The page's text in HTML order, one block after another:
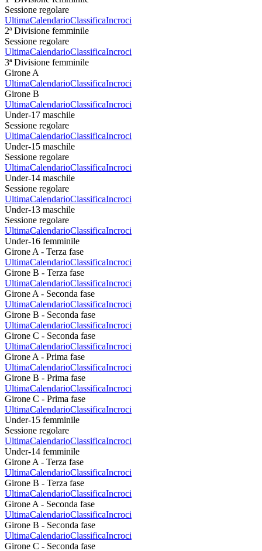
Sessione regolare
UltimaCalendarioClassificaIncroci
2ª Divisione femminile
Sessione regolare
UltimaCalendarioClassificaIncroci
3ª Divisione femminile
Girone A
UltimaCalendarioClassificaIncroci
Girone B
UltimaCalendarioClassificaIncroci
Under-17 maschile
Sessione regolare
UltimaCalendarioClassificaIncroci
Under-15 maschile
Sessione regolare
UltimaCalendarioClassificaIncroci
Under-14 maschile
Sessione regolare
UltimaCalendarioClassificaIncroci
Under-13 maschile
Sessione regolare
UltimaCalendarioClassificaIncroci
Under-16 femminile
Girone A - Terza fase
UltimaCalendarioClassificaIncroci
Girone B - Terza fase
UltimaCalendarioClassificaIncroci
Girone A - Seconda fase
UltimaCalendarioClassificaIncroci
Girone B - Seconda fase
UltimaCalendarioClassificaIncroci
Girone C - Seconda fase
UltimaCalendarioClassificaIncroci
Girone A - Prima fase
UltimaCalendarioClassificaIncroci
Girone B - Prima fase
UltimaCalendarioClassificaIncroci
Girone C - Prima fase
UltimaCalendarioClassificaIncroci
Under-15 femminile
Sessione regolare
UltimaCalendarioClassificaIncroci
Under-14 femminile
Girone A - Terza fase
UltimaCalendarioClassificaIncroci
Girone B - Terza fase
UltimaCalendarioClassificaIncroci
Girone A - Seconda fase
UltimaCalendarioClassificaIncroci
Girone B - Seconda fase
UltimaCalendarioClassificaIncroci
Girone C - Seconda fase